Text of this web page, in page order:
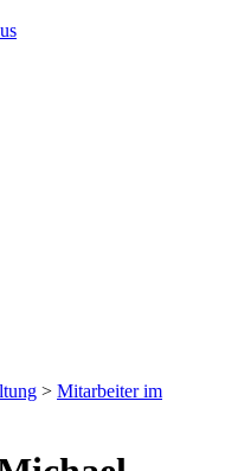
> Mitarbeiter im